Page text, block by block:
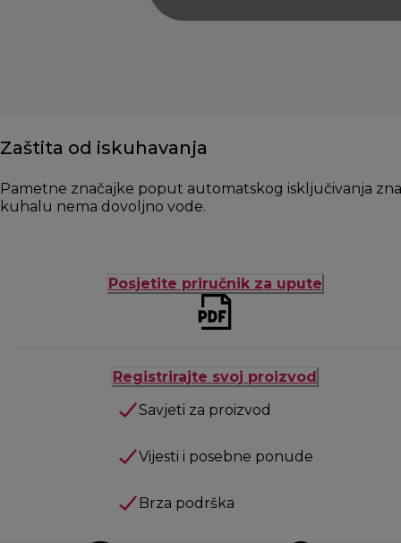
Zaštita od iskuhavanja
Pametne značajke poput automatskog isključivanja
kuhalu nema dovoljno vode.
Posjetite priručnik za upute
Registrirajte svoj proizvod
Savjeti za proizvod
Vijesti i posebne ponude
Brza podrška